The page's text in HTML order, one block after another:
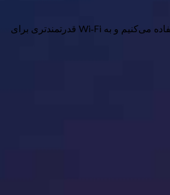
هر نسل Wi‑Fi سرعت بیشتری را وعده می‌دهد، با اعداد بزرگتر و بهتر نسبت به نسخه قبلی. ما دستگاه‌های بیشتری نسبت به گذشته داریم، از پهنای باند بیشتری استفاده می‌کنیم و به Wi‑Fi قدرتمندتری برای